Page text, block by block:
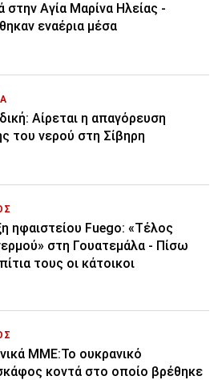
στην Aγία Μαρίνα Ηλείας -
εναέρια μέσα
Αίρεται η απαγόρευση
του νερού στη Σίβηρη
ηφαιστείου Fuego: «Τέλος
στη Γουατεμάλα - Πίσω
τους οι κάτοικοι
ΜΜΕ:Το ουκρανικό
κοντά στο οποίο βρέθηκε